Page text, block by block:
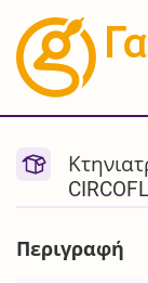
Περιγραφή